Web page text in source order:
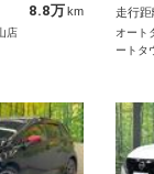
アバイザー
8.8万 km
店
ジェ
ータ
ルミ
走行距
オート
ートタ